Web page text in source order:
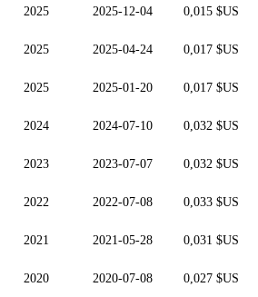
2025 2025-12-04 0,015 $US
2025 2025-04-24 0,017 $US
2025 2025-01-20 0,017 $US
2024 2024-07-10 0,032 $US
2023 2023-07-07 0,032 $US
2022 2022-07-08 0,033 $US
2021 2021-05-28 0,031 $US
2020 2020-07-08 0,027 $US